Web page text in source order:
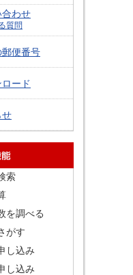
合わせ
質問
便番号
ード
せ
索
を調べる
がす
し込み
し込み